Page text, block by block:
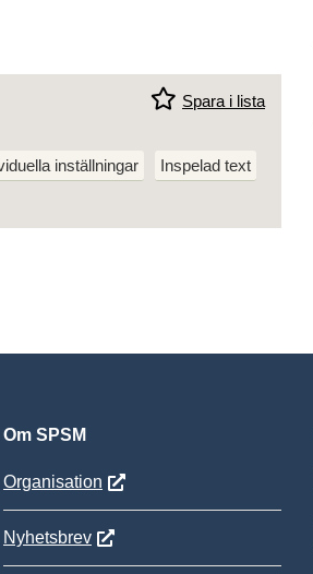
Spara i lista
inställningar
Inspelad text
Om SPSM
Organisation
Nyhetsbrev